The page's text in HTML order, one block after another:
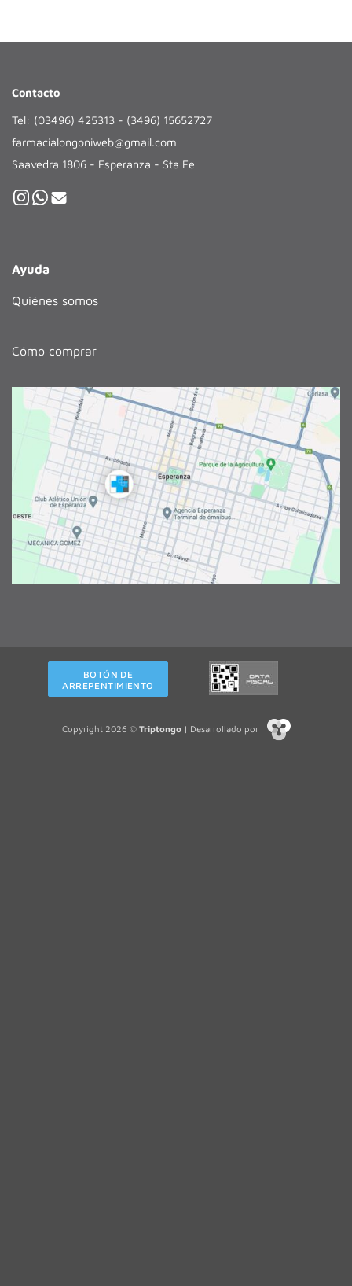
Contacto
Tel: (03496) 425313 - (3496) 15652727
farmacialongoniweb@gmail.com
Saavedra 1806 - Esperanza - Sta Fe
Ayuda
Quiénes somos
Cómo comprar
BOTÓN DE
ARREPENTIMIENTO
Copyright 2026 © Triptongo| Desarrollado por